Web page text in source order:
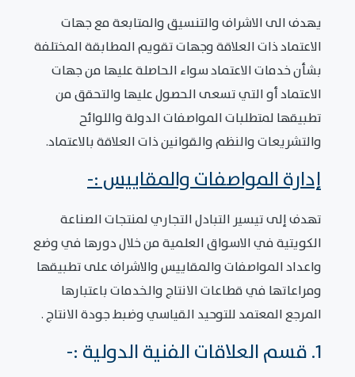
يهدف الى الاشراف والتنسيق والمتابعة مع جهات
الاعتماد ذات العلاقة وجهات تقويم المطابقة المختلفة
بشأن خدمات الاعتماد سواء الحاصلة عليها من جهات
الاعتماد أو التي تسعى الحصول عليها والتحقق من
تطبيقها لمتطلبات المواصفات الدولة واللوائح
والتشريعات والنظم والقوانين ذات العلاقة بالاعتماد.
إدارة المواصفات والمقاييس :-
تهدف إلى تيسير التبادل التجاري لمنتجات الصناعة
الكويتية في الاسواق العلمية من خلال دورها في وضع
واعداد المواصفات والمقاييس والاشراف على تطبيقها
ومراعاتها في قطاعات الانتاج والخدمات باعتبارها
المرجع المعتمد للتوحيد القياسي وضبط جودة الانتاج .
1. قسم العلاقات الفنية الدولية :-